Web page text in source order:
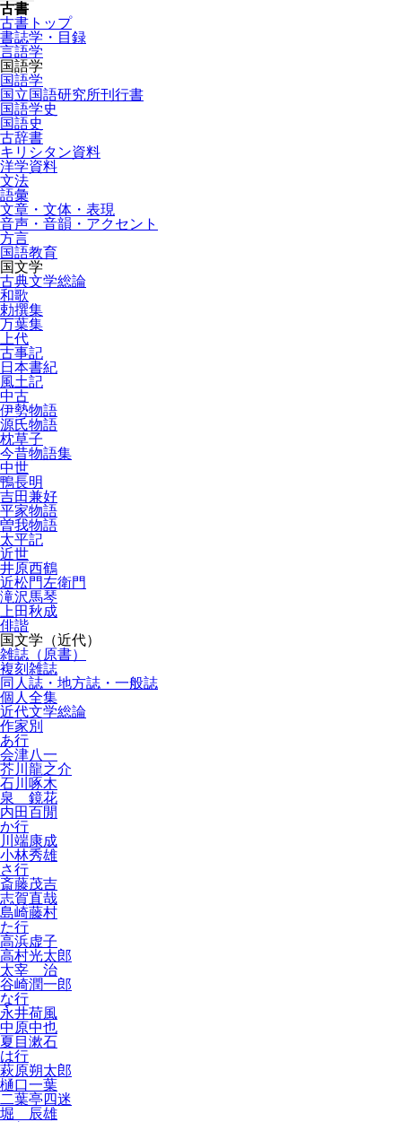
古書
古書トップ
書誌学・目録
言語学
国語学
国語学
国立国語研究所刊行書
国語学史
国語史
古辞書
キリシタン資料
洋学資料
文法
語彙
文章・文体・表現
音声・音韻・アクセント
方言
国語教育
国文学
古典文学総論
和歌
勅撰集
万葉集
上代
古事記
日本書紀
風土記
中古
伊勢物語
源氏物語
枕草子
今昔物語集
中世
鴨長明
吉田兼好
平家物語
曽我物語
太平記
近世
井原西鶴
近松門左衛門
滝沢馬琴
上田秋成
俳諧
国文学（近代）
雑誌（原書）
複刻雑誌
同人誌・地方誌・一般誌
個人全集
近代文学総論
作家別
あ行
会津八一
芥川龍之介
石川啄木
泉 鏡花
内田百閒
か行
川端康成
小林秀雄
さ行
斎藤茂吉
志賀直哉
島崎藤村
た行
高浜虚子
高村光太郎
太宰 治
谷崎潤一郎
な行
永井荷風
中原中也
夏目漱石
は行
萩原朔太郎
樋口一葉
二葉亭四迷
堀 辰雄